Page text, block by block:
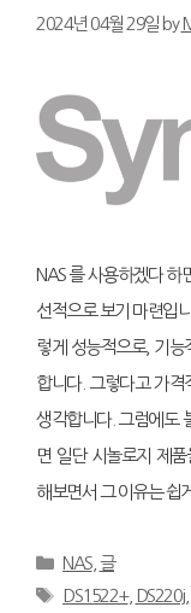
2024년 04월 29일 by
NAS 를 사용하겠다 하
선적으로 보기 마련입
렇게 성능적으로, 기능
합니다. 그렇다고 가
생각합니다. 그럼에도
면 일단 시놀로지 제
해보면서 그 이유는 쉽
Categories
NAS, 글
Tags
DS1522+, DS220j,